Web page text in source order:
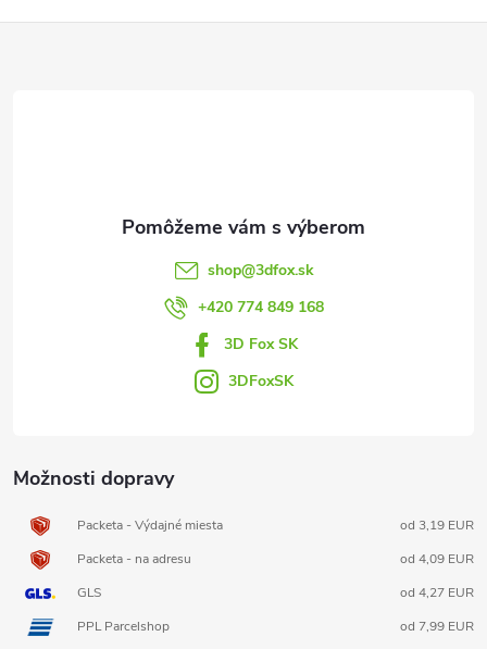
Možnosti dopravy
Packeta - Výdajné miesta
od 3,19 EUR
Packeta - na adresu
od 4,09 EUR
GLS
od 4,27 EUR
PPL Parcelshop
od 7,99 EUR
shop@3dfox.sk
+420 774 849 168
3D Fox SK
3DFoxSK